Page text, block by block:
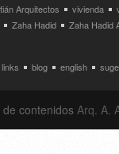
Arquitectos vivienda
Zaha Hadid Zaha Hadid
links blog english
contenidos Arq. A.